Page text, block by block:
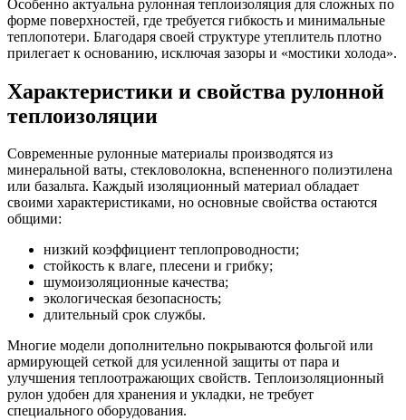
Особенно актуальна рулонная теплоизоляция для сложных по
форме поверхностей, где требуется гибкость и минимальные
теплопотери. Благодаря своей структуре утеплитель плотно
прилегает к основанию, исключая зазоры и «мостики холода».
Характеристики и свойства рулонной
теплоизоляции
Современные рулонные материалы производятся из
минеральной ваты, стекловолокна, вспененного полиэтилена
или базальта. Каждый изоляционный материал обладает
своими характеристиками, но основные свойства остаются
общими:
низкий коэффициент теплопроводности;
стойкость к влаге, плесени и грибку;
шумоизоляционные качества;
экологическая безопасность;
длительный срок службы.
Многие модели дополнительно покрываются фольгой или
армирующей сеткой для усиленной защиты от пара и
улучшения теплоотражающих свойств. Теплоизоляционный
рулон удобен для хранения и укладки, не требует
специального оборудования.